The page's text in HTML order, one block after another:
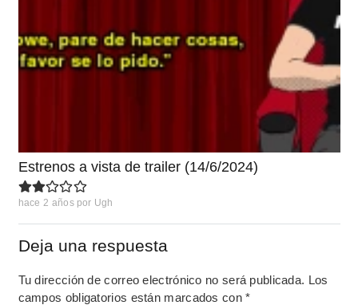
Estrenos a vista de trailer (14/6/2024)
hace 2 años por Ugh
Deja una respuesta
Tu dirección de correo electrónico no será publicada. Los
campos obligatorios están marcados con*